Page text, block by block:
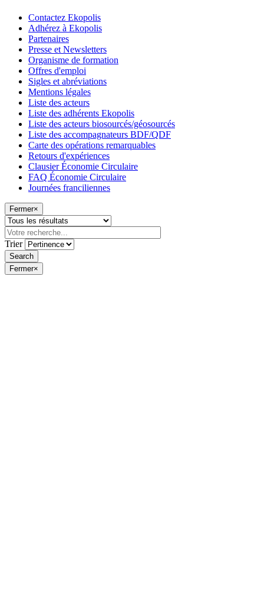
Contactez Ekopolis
Adhérez à Ekopolis
Partenaires
Presse et Newsletters
Organisme de formation
Offres d'emploi
Sigles et abréviations
Mentions légales
Liste des acteurs
Liste des adhérents Ekopolis
Liste des acteurs biosourcés/géosourcés
Liste des accompagnateurs BDF/QDF
Carte des opérations remarquables
Retours d'expériences
Clausier Économie Circulaire
FAQ Économie Circulaire
Journées franciliennes
Fermer×
Trier
Fermer×